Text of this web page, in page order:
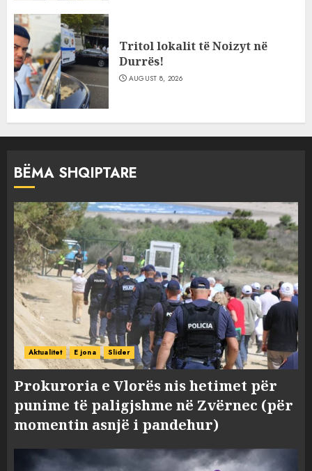
Tritol lokalit të Noizyt në
Durrës!
AUGUST 8, 2026
BËMA SHQIPTARE
Aktualitet E jona Slider
Prokuroria e Vlorës nis hetimet për
punime të paligjshme në Zvërnec (për
momentin asnjë i pandehur)